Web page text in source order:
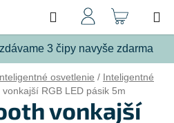
3 čipy navyše zdarma
Hľadať
osvetlenie / Inteligentné
RGB LED pásik 5m
vonkajší